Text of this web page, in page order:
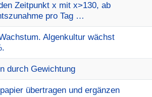
Zeitpunkt x mit x>130, ab
pro Tag …
Algenkultur wächst
durch Gewichtung
übertragen und ergänzen